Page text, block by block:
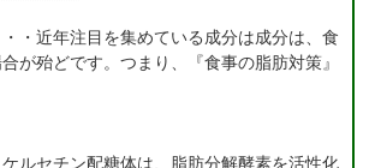
・近年注目を集めている成分は成分は、食
が殆どです。つまり、『食事の脂肪対策』
ルセチン配糖体は、脂肪分解酵素を活性化